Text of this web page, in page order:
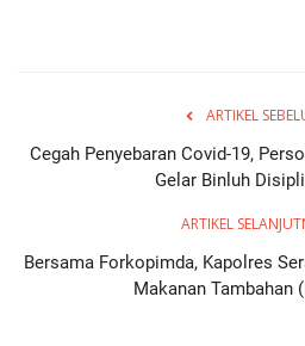
ARTIKEL
Cegah Penyebaran Covid-19,
Gelar Binluh
ARTIKEL
Bersama Forkopimda, Kapolres
Makanan Tambahan